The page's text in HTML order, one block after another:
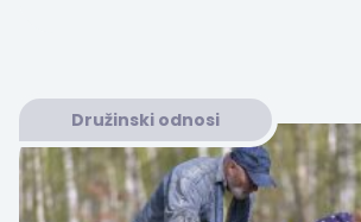
Družinski odnosi